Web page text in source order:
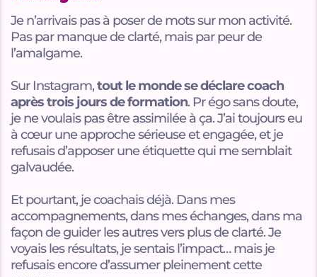
Je n’arrivais pas à poser de mots sur mon activité.
Pas par manque de clarté, mais par peur de
l’amalgame.
Sur Instagram,tout le monde se déclare coach
après trois jours de formation. Pr égo sans doute,
je ne voulais pas être assimilée à ça. J’ai toujours eu
à cœur une approche sérieuse et engagée, et je
refusais d’apposer une étiquette qui me semblait
galvaudée.
Et pourtant, je coachais déjà. Dans mes
accompagnements, dans mes échanges, dans ma
façon de guider les autres vers plus de clarté. Je
voyais les résultats, je sentais l’impact… mais je
refusais encore d’assumer pleinement cette